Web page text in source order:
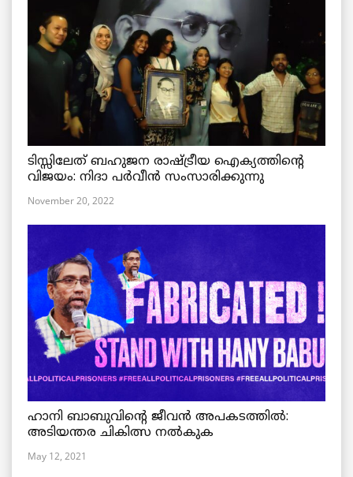
ടിസ്സിലേത് ബഹുജന രാഷ്ട്രീയ ഐക്യത്തിന്റെ
വിജയം: നിദാ പർവീൻ സംസാരിക്കുന്നു
November 20, 2022
ഹാനി ബാബുവിന്റെ ജീവൻ അപകടത്തിൽ:
അടിയന്തര ചികിത്സ നൽകുക
May 12, 2021